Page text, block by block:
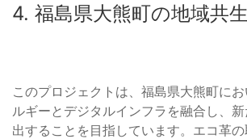
4. 福島県大熊町の地域共
このプロジェクトは、福島県大熊町に
ルギーとデジタルインフラを融合し、
出することを目指しています。エコ革